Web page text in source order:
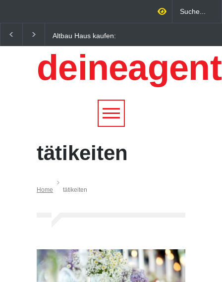
Altbau Haus kaufen:
Unterschiede zwischen
Süddeutschland und
Österreich einfach erklärt
Wirtschaftsfaktor: Wie
Qualitätstourismus
profitieren
tätikeiten
Home tätikeiten